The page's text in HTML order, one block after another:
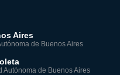
Aires
de Buenos Aires
Autónoma de Buenos Aires